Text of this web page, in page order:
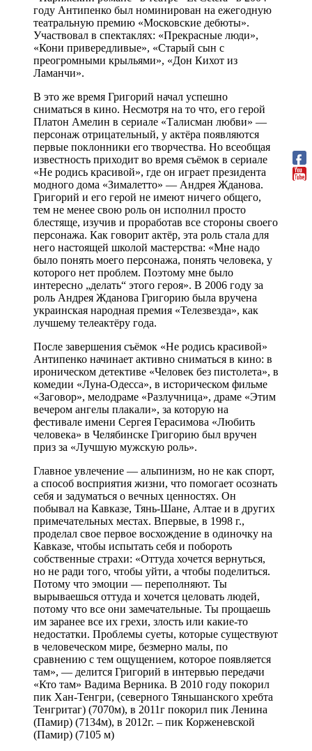
году Антипенко был номинирован на ежегодную
театральную премию «Московские дебюты».
Участвовал в спектаклях: «Прекрасные люди»,
«Кони привередливые», «Старый сын с
преогромными крыльями», «Дон Кихот из
Ламанчи».
В это же время Григорий начал успешно
сниматься в кино. Несмотря на то что, его герой
Платон Амелин в сериале «Талисман любви» —
персонаж отрицательный, у актёра появляются
первые поклонники его творчества. Но всеобщая
известность приходит во время съёмок в сериале
«Не родись красивой», где он играет президента
модного дома «Зималетто» — Андрея Жданова.
Григорий и его герой не имеют ничего общего,
тем не менее свою роль он исполнил просто
блестяще, изучив и проработав все стороны своего
персонажа. Как говорит актёр, эта роль стала для
него настоящей школой мастерства: «Мне надо
было понять моего персонажа, понять человека, у
которого нет проблем. Поэтому мне было
интересно „делать“ этого героя». В 2006 году за
роль Андрея Жданова Григорию была вручена
украинская народная премия «Телезвезда», как
лучшему телеактёру года.
После завершения съёмок «Не родись красивой»
Антипенко начинает активно сниматься в кино: в
ироническом детективе «Человек без пистолета», в
комедии «Луна-Одесса», в историческом фильме
«Заговор», мелодраме «Разлучница», драме «Этим
вечером ангелы плакали», за которую на
фестивале имени Сергея Герасимова «Любить
человека» в Челябинске Григорию был вручен
приз за «Лучшую мужскую роль».
Главное увлечение — альпинизм, но не как спорт,
а способ восприятия жизни, что помогает осознать
себя и задуматься о вечных ценностях. Он
побывал на Кавказе, Тянь-Шане, Алтае и в других
примечательных местах. Впервые, в 1998 г.,
проделал свое первое восхождение в одиночку на
Кавказе, чтобы испытать себя и побороть
собственные страхи: «Оттуда хочется вернуться,
но не ради того, чтобы уйти, а чтобы поделиться.
Потому что эмоции — переполняют. Ты
вырываешься оттуда и хочется целовать людей,
потому что все они замечательные. Ты прощаешь
им заранее все их грехи, злость или какие-то
недостатки. Проблемы суеты, которые существуют
в человеческом мире, безмерно малы, по
сравнению с тем ощущением, которое появляется
там», — делится Григорий в интервью передачи
«Кто там» Вадима Верника. В 2010 году покорил
пик Хан-Тенгри, (северного Тяньшанского хребта
Тенгритаг) (7070м), в 2011г покорил пик Ленина
(Памир) (7134м), в 2012г. – пик Корженевской
(Памир) (7105 м)